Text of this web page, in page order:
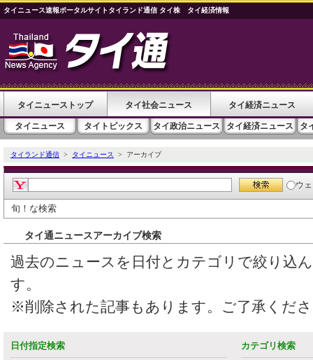
タイニュース速報ポータルサイトタイランド通信 タイ株 タイ経済情報
タイニューストップ タイ社会ニュース タイ経済ニュース
タイニュース タイトピックス タイ政治ニュース タイ経済ニュース タ
タイランド通信 > タイニュース > アーカイブ
ウ
旬！な検索
タイ通ニュースアーカイブ検索
過去のニュースを日付とカテゴリで絞り込
す。
※削除された記事もあります。ご了承くだ
日付指定検索 カテゴリ検索